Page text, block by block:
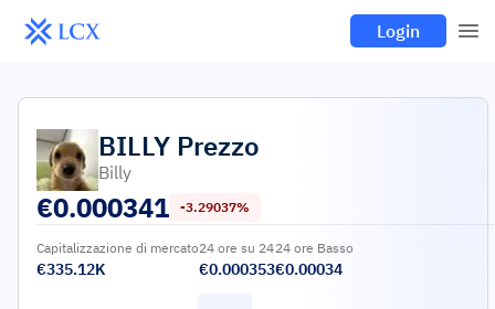
Login
BILLY Prezzo
Billy
€0.000341 -3.29037%
Capitalizzazione di mercato
€335.12K
24 ore su 24
€0.000353
24 ore Basso
€0.00034